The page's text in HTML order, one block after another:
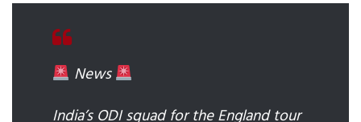
News
India’s ODI squad for the England tour